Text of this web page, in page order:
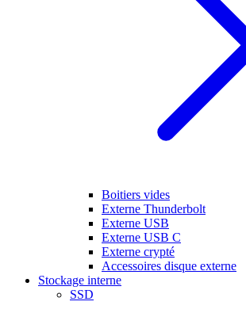
Boitiers vides
Externe Thunderbolt
Externe USB
Externe USB C
Externe crypté
Accessoires disque externe
Stockage interne
SSD